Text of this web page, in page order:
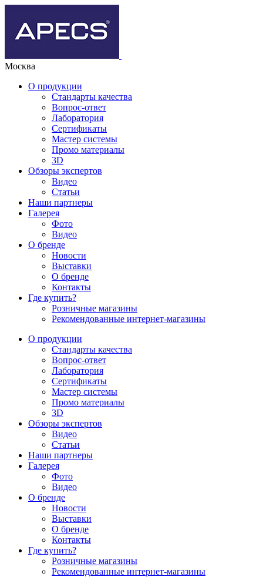
Москва
О продукции
Стандарты качества
Вопрос-ответ
Лаборатория
Сертификаты
Мастер системы
Промо материалы
3D
Обзоры экспертов
Видео
Статьи
Наши партнеры
Галерея
Фото
Видео
О бренде
Новости
Выставки
О бренде
Контакты
Где купить?
Розничные магазины
Рекомендованные интернет-магазины
О продукции
Стандарты качества
Вопрос-ответ
Лаборатория
Сертификаты
Мастер системы
Промо материалы
3D
Обзоры экспертов
Видео
Статьи
Наши партнеры
Галерея
Фото
Видео
О бренде
Новости
Выставки
О бренде
Контакты
Где купить?
Розничные магазины
Рекомендованные интернет-магазины